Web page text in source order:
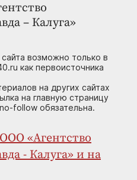
– Калуга»
возможно только в
как первоисточника
на других сайтах
на главную страницу
follow обязательна.
«Агентство
- Калуга» и на